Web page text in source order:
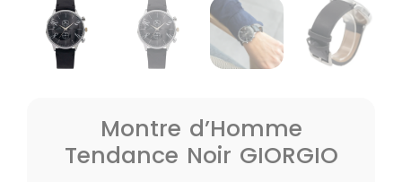
Montre d’Homme
Tendance Noir GIORGIO